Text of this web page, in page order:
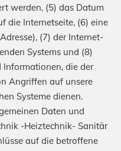
werden, (5) das Datum
die Internetseite, (6) eine
(7) der Internet-
Systems und (8)
die der
Angriffen auf unsere
Systeme dienen.
Daten und
-Heiztechnik- Sanitär
auf die betroffene